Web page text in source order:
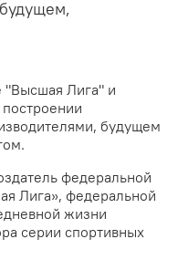
"Высшая Лига" и
построении
будущем
федеральной
Лига», федеральной
жизни
серии спортивных